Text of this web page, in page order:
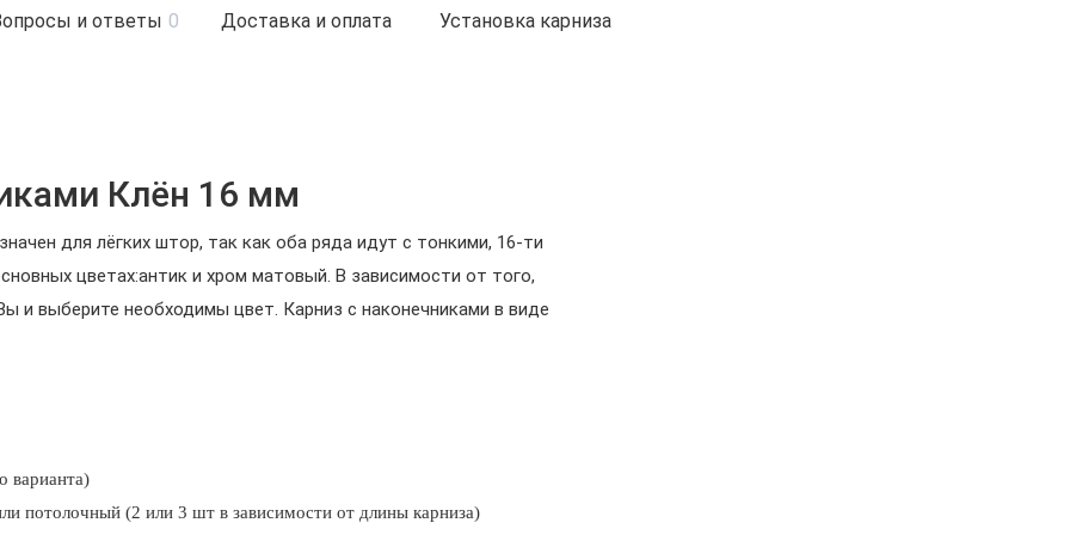
и ответы 0 Доставка и оплата Установка карниза
Клён 16 мм
для лёгких штор, так как оба ряда идут с тонкими, 16-ти
цветах:антик и хром матовый. В зависимости от того,
и выберите необходимы цвет. Карниз с наконечниками в виде
варианта)
потолочный (2 или 3 шт в зависимости от длины карниза)